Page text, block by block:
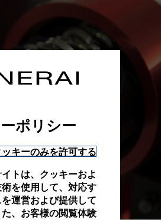
ポリシー
キーのみを許可する
トは、クッキーおよ
を使用して、対応す
運営および提供して
、お客様の閲覧体験